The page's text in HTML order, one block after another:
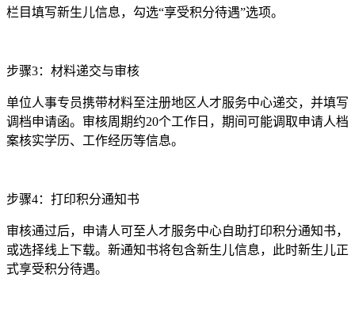
栏目填写新生儿信息，勾选“享受积分待遇”选项。
步骤3：材料递交与审核
单位人事专员携带材料至注册地区人才服务中心递交，并填写
调档申请函。审核周期约20个工作日，期间可能调取申请人档
案核实学历、工作经历等信息。
步骤4：打印积分通知书
审核通过后，申请人可至人才服务中心自助打印积分通知书，
或选择线上下载。新通知书将包含新生儿信息，此时新生儿正
式享受积分待遇。